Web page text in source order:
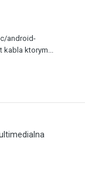
android-
kabla ktorym...